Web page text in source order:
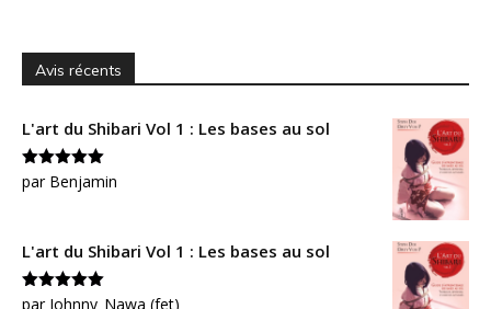
Avis récents
L'art du Shibari Vol 1 : Les bases au sol
Note 5sur
5
par Benjamin
L'art du Shibari Vol 1 : Les bases au sol
Note5sur
par Johnny_Nawa (fet)